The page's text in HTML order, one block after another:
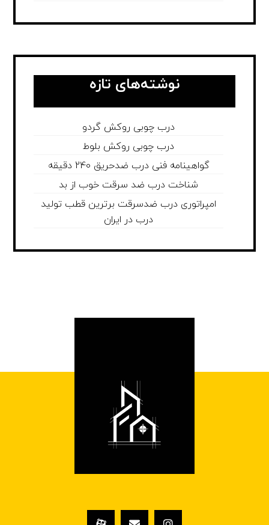
نوشته‌های تازه
درب چوبی روکش گردو
درب چوبی روکش بلوط
گواهینامه فنی درب ضدحریق 240 دقیقه
شناخت درب ضد سرقت خوب از بد
امپراتوری درب ضدسرقت برترین قطب تولید
درب در ایران